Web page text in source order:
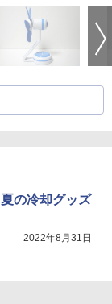
の冷却グッズ
2022年8月31日